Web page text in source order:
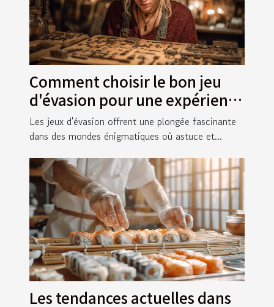
Comment choisir le bon jeu
d'évasion pour une expérience
immersive
Les jeux d'évasion offrent une plongée fascinante
dans des mondes énigmatiques où astuce et...
Les tendances actuelles dans